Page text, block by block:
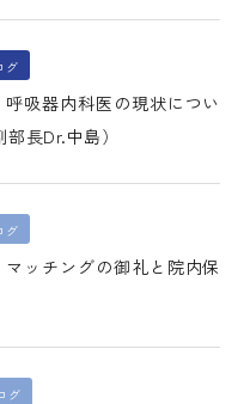
グ
呼吸器内科医の現状につい
長Dr.中島）
グ
マッチングの御礼と院内保
グ